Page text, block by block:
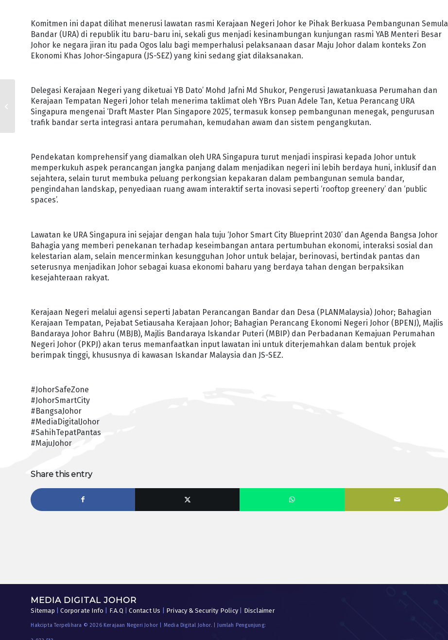
Komitmen ini dapat dilihat menerusi lawatan rasmi Kerajaan Negeri Johor ke Pihak Berkuasa Pembangunan Semula
Bandar (URA) di republik itu baru-baru ini, sekali gus menjadi kesinambungan kunjungan rasmi YAB Menteri Besar
Johor ke negara jiran itu pada Ogos lalu bagi memperhalusi pelaksanaan dasar Maju Johor dalam konteks Zon
Ekonomi Khas Johor-Singapura (JS-SEZ) yang kini sedang giat dilaksanakan.
Delegasi Kerajaan Negeri yang diketuai YB Dato’ Mohd Jafni Md Shukor, Pengerusi Jawatankuasa Perumahan dan
Kerajaan Tempatan Negeri Johor telah menerima taklimat oleh YBrs Puan Adele Tan, Ketua Perancang URA
Singapura mengenai ‘Draft Master Plan Singapore 2025’, termasuk konsep pembangunan menegak, pengurusan
trafik bandar serta integrasi antara perumahan, kemudahan awam dan sistem pengangkutan.
Pendekatan komprehensif yang diamalkan oleh URA Singapura turut menjadi inspirasi kepada Johor untuk
memperkukuh aspek perancangan jangka panjang dalam menjadikan negeri ini lebih berdaya huni, inklusif dan
sejahtera, selain turut membuka peluang perkongsian kepakaran dalam pembangunan semula bandar,
pengindahan landskap, penyediaan ruang awam interaktif serta inovasi seperti ‘rooftop greenery’ dan ‘public
spaces’.
Lawatan ke URA Singapura ini sejajar dengan hala tuju ‘Johor Smart City Blueprint 2030’ dan Agenda Bangsa Johor
Bahagia yang memberi penekanan terhadap keseimbangan antara pertumbuhan ekonomi, interaksi sosial dan
kelestarian alam, selain mencerminkan kesungguhan Johor untuk belajar, berinovasi, bertindak pantas dan
seterusnya menjadikan Johor sebagai kuasa ekonomi baharu yang berdaya tahan dengan berpaksikan
kesejahteraan rakyat.
Kerajaan Negeri melalui agensi seperti Jabatan Perancangan Bandar dan Desa (PLANMalaysia) Johor; Bahagian
Kerajaan Tempatan, Pejabat Setiausaha Kerajaan Johor; Bahagian Perancang Ekonomi Negeri Johor (BPENJ), Majlis
Bandaraya Johor Bahru (MBJB), Majlis Bandaraya Iskandar Puteri (MBIP) dan Perbadanan Kemajuan Perumahan
Negeri Johor (PKPJ) akan terus memanfaatkan input lawatan ini untuk diterjemahkan dalam bentuk projek
berimpak tinggi, khususnya di kawasan Iskandar Malaysia dan JS-SEZ.
#JohorSafeZone
#JohorSmartCity
#BangsaJohor
#MediaDigitalJohor
#SahihTepatPantas
#MajuJohor
Share this entry
MEDIA DIGITAL JOHOR
Sitemap |Corporate Info F.A.Q |Contact Us Privacy & Security Policy| Disclaimer
Hakcipta Terpelihara © 2026 Kerajaan Negeri Johor | Media Digital Johor. | Jumlah Pengunjung:
JOHOR PERKUKUH
USAHA JADIKAN
SEKOLAH TEMPAT
SELAMAT